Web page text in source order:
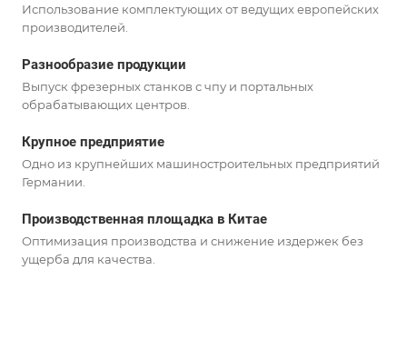
Использование комплектующих от ведущих европейских
производителей.
Разнообразие продукции
Выпуск фрезерных станков с чпу и портальных
обрабатывающих центров.
Крупное предприятие
Одно из крупнейших машиностроительных предприятий
Германии.
Производственная площадка в Китае
Оптимизация производства и снижение издержек без
ущерба для качества.